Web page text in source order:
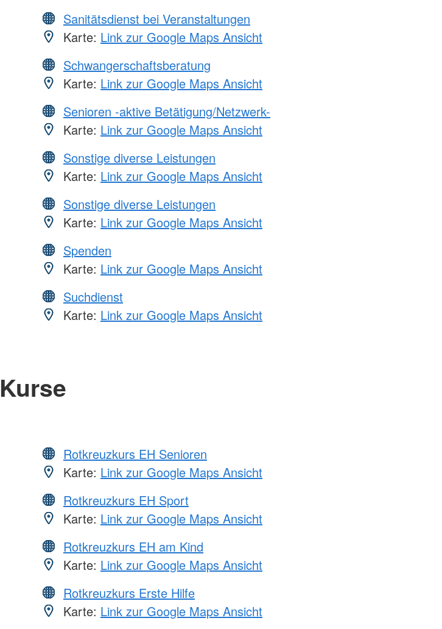
Sanitätsdienst bei Veranstaltungen
Karte: Link zur Google Maps Ansicht
Schwangerschaftsberatung
Karte: Link zur Google Maps Ansicht
Senioren -aktive Betätigung/Netzwerk-
Karte: Link zur Google Maps Ansicht
Sonstige diverse Leistungen
Karte: Link zur Google Maps Ansicht
Sonstige diverse Leistungen
Karte: Link zur Google Maps Ansicht
Spenden
Karte: Link zur Google Maps Ansicht
Suchdienst
Karte: Link zur Google Maps Ansicht
Kurse
Rotkreuzkurs EH Senioren
Karte: Link zur Google Maps Ansicht
Rotkreuzkurs EH Sport
Karte: Link zur Google Maps Ansicht
Rotkreuzkurs EH am Kind
Karte: Link zur Google Maps Ansicht
Rotkreuzkurs Erste Hilfe
Karte: Link zur Google Maps Ansicht